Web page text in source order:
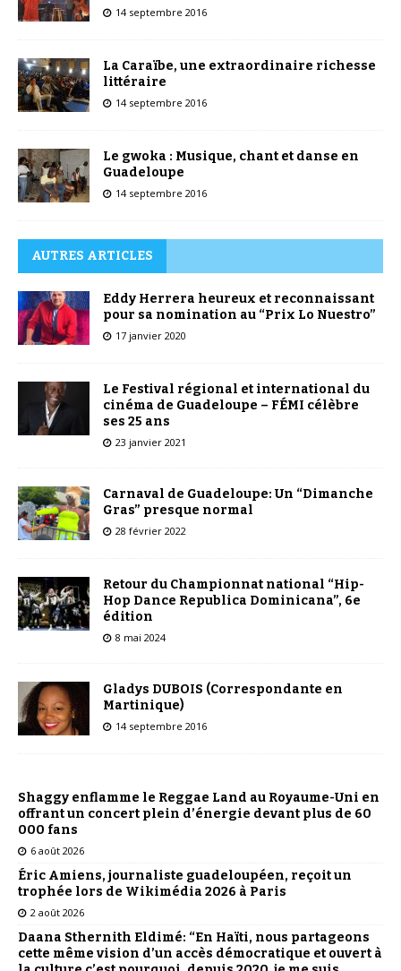
14 septembre 2016
La Caraïbe, une extraordinaire richesse
littéraire
14 septembre 2016
Le gwoka : Musique, chant et danse en
Guadeloupe
14 septembre 2016
AUTRES ARTICLES
Eddy Herrera heureux et reconnaissant
pour sa nomination au “Prix Lo Nuestro”
17 janvier 2020
Le Festival régional et international du
cinéma de Guadeloupe – FÉMI célèbre
ses 25 ans
23 janvier 2021
Carnaval de Guadeloupe: Un “Dimanche
Gras” presque normal
28 février 2022
Retour du Championnat national “Hip-
Hop Dance Republica Dominicana”, 6e
édition
8 mai 2024
Gladys DUBOIS (Correspondante en
Martinique)
14 septembre 2016
Shaggy enflamme le Reggae Land au Royaume-Uni en
offrant un concert plein d’énergie devant plus de 60
000 fans
6 août 2026
Éric Amiens, journaliste guadeloupéen, reçoit un
trophée lors de Wikimédia 2026 à Paris
2 août 2026
Daana Sthernith Eldimé: “En Haïti, nous partageons
cette même vision d’un accès démocratique et ouvert à